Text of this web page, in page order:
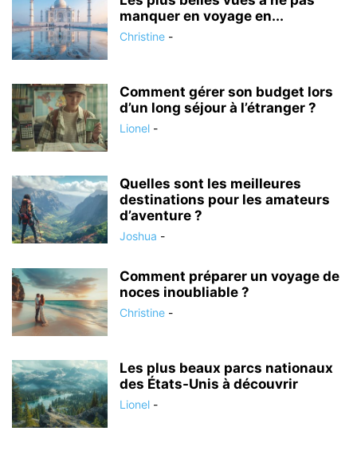
manquer en voyage en...
Christine -
Comment gérer son budget lors
d’un long séjour à l’étranger ?
Lionel -
Quelles sont les meilleures
destinations pour les amateurs
d’aventure ?
Joshua -
Comment préparer un voyage de
noces inoubliable ?
Christine -
Les plus beaux parcs nationaux
des États-Unis à découvrir
Lionel -